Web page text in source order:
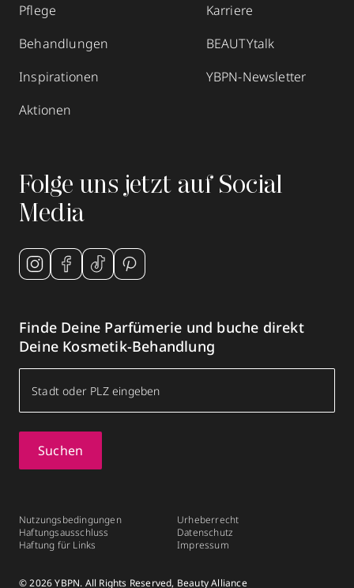
Pflege
Behandlungen
Inspirationen
Aktionen
Karriere
BEAUTYtalk
YBPN-Newsletter
Folge uns jetzt auf Social
Media
Finde Deine Parfümerie und buche direkt
Deine Kosmetik-Behandlung
Suchen
Nutzungsbedingungen
Haftungsausschluss
Haftung für Links
Urheberrecht
Datenschutz
Impressum
© 2026 YBPN. All Rights Reserved, Beauty Alliance